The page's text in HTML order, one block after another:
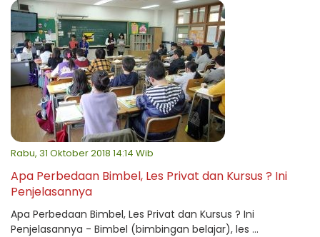
Rabu, 31 Oktober 2018 14:14 Wib
Apa Perbedaan Bimbel, Les Privat dan Kursus ? Ini
Penjelasannya
Apa Perbedaan Bimbel, Les Privat dan Kursus ? Ini
Penjelasannya - Bimbel (bimbingan belajar), les ...